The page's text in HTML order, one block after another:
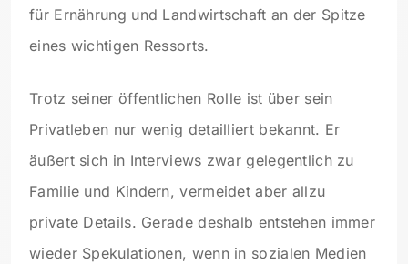
für Ernährung und Landwirtschaft an der Spitze
eines wichtigen Ressorts.
Trotz seiner öffentlichen Rolle ist über sein
Privatleben nur wenig detailliert bekannt. Er
äußert sich in Interviews zwar gelegentlich zu
Familie und Kindern, vermeidet aber allzu
private Details. Gerade deshalb entstehen immer
wieder Spekulationen, wenn in sozialen Medien